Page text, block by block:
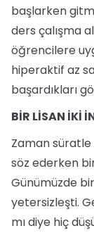
başlarken
ders çalışma
öğrencilere
hiperaktif az
başardıkları
BİR LİSAN İKİ
Zaman süratle
söz ederken
Günümüzde
yetersizleşti.
mı diye hiç